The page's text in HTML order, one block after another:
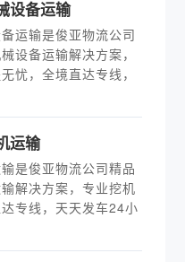
设备运输
运输是俊亚物流公司
设备运输解决方案，
忧，全境直达专线，
运输
是俊亚物流公司精品
解决方案，专业挖机
专线，天天发车24小